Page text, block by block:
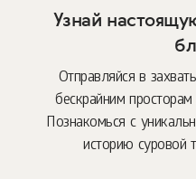
Узнай
Отправляйся в
бескрайним
Познакомься с
историю суровой